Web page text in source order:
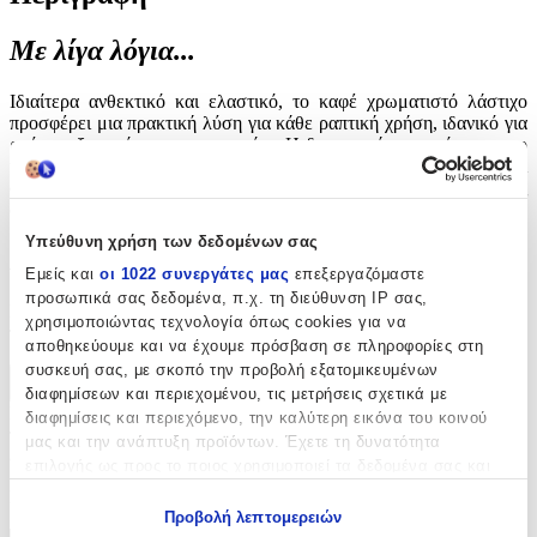
Υπεύθυνη χρήση των δεδομένων σας
Εμείς και οι 1022 συνεργάτες μας επεξεργαζόμαστε
προσωπικά σας δεδομένα, π.χ. τη διεύθυνση IP σας,
χρησιμοποιώντας τεχνολογία όπως cookies για να
αποθηκεύουμε και να έχουμε πρόσβαση σε πληροφορίες στη
συσκευή σας, με σκοπό την προβολή εξατομικευμένων
διαφημίσεων και περιεχομένου, τις μετρήσεις σχετικά με
διαφημίσεις και περιεχόμενο, την καλύτερη εικόνα του κοινού
μας και την ανάπτυξη προϊόντων. Έχετε τη δυνατότητα
Προβολή λεπτομερειών
Με λίγα λόγια...
Ιδιαίτερα ανθεκτικό και ελαστικό, το καφέ χρωματιστό λάστιχο
προσφέρει μια πρακτική λύση για κάθε ραπτική χρήση, ιδανικό για
ρούχα, αξεσουάρ και χειροτεχνίες. Η διακριτική του απόχρωση το
καθιστά ευέλικτη επιλογή, ενώ η ποιοτική του κατασκευή εγγυάται
σταθερότητα, αντοχή και άνεση στη χρήση, προσαρμοσμένο στις
Αξιολογήσεις
Προς το παρόν δεν υπάρχουν άλλες αξιολογήσεις. Όταν
προστεθούν, θα εμφανιστούν εδώ.
Πώς υπολογίζεται η βαθμολογία
Η τελική βαθμολογία βασίζεται αποκλειστικά σε κριτικές χρηστών
που έχουν πραγματοποιήσει αγορά μέσω SHOPFLIX ή έχουν
επιβεβαιώσει την αγορά τους.